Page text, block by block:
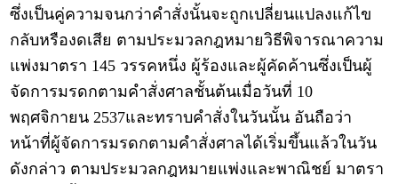
ซึ่งเป็นคู่ความจนกว่าคำสั่งนั้นจะถูกเปลี่ยนแปลงแก้ไข
กลับหรืองดเสีย ตามประมวลกฎหมายวิธีพิจารณาความ
แพ่งมาตรา 145 วรรคหนึ่ง ผู้ร้องและผู้คัดค้านซึ่งเป็นผู้
จัดการมรดกตามคำสั่งศาลชั้นต้นเมื่อวันที่ 10
พฤศจิกายน 2537และทราบคำสั่งในวันนั้น อันถือว่า
หน้าที่ผู้จัดการมรดกตามคำสั่งศาลได้เริ่มขึ้นแล้วในวัน
ดังกล่าว ตามประมวลกฎหมายแพ่งและพาณิชย์ มาตรา